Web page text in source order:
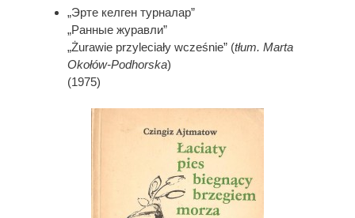
„Эрте келген турналар”
„Ранные журавли”
„Żurawie przyleciały wcześnie” (tłum. Marta
Okołów-Podhorska)
(1975)